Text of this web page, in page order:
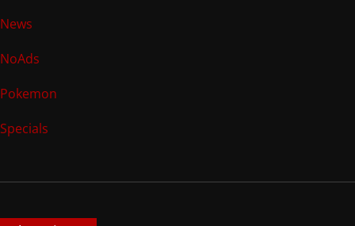
News
NoAds
Pokemon
Specials